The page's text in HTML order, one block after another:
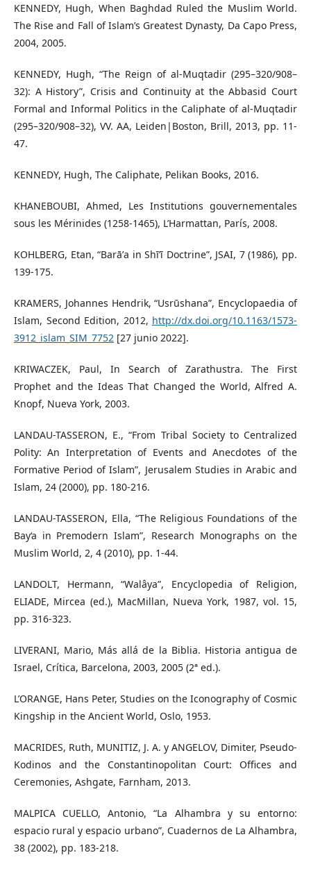
KENNEDY, Hugh, When Baghdad Ruled the Muslim World.
The Rise and Fall of Islam’s Greatest Dynasty, Da Capo Press,
2004, 2005.
KENNEDY, Hugh, “The Reign of al-Muqtadir (295–320/908–
32): A History”, Crisis and Continuity at the Abbasid Court
Formal and Informal Politics in the Caliphate of al-Muqtadir
(295–320/908–32), VV. AA, Leiden|Boston, Brill, 2013, pp. 11-
47.
KENNEDY, Hugh, The Caliphate, Pelikan Books, 2016.
KHANEBOUBI, Ahmed, Les Institutions gouvernementales
sous les Mérinides (1258-1465), L’Harmattan, París, 2008.
KOHLBERG, Etan, “Barāʼa in Shī’ī Doctrine”, JSAI, 7 (1986), pp.
139-175.
KRAMERS, Johannes Hendrik, “Usrūshana”, Encyclopaedia of
Islam, Second Edition, 2012, http://dx.doi.org/10.1163/1573-
3912_islam_SIM_7752 [27 junio 2022].
KRIWACZEK, Paul, In Search of Zarathustra. The First
Prophet and the Ideas That Changed the World, Alfred A.
Knopf, Nueva York, 2003.
LANDAU-TASSERON, E., “From Tribal Society to Centralized
Polity: An Interpretation of Events and Anecdotes of the
Formative Period of Islam”, Jerusalem Studies in Arabic and
Islam, 24 (2000), pp. 180-216.
LANDAU-TASSERON, Ella, “The Religious Foundations of the
Bay‘a in Premodern Islam”, Research Monographs on the
Muslim World, 2, 4 (2010), pp. 1-44.
LANDOLT, Hermann, “Walâya”, Encyclopedia of Religion,
ELIADE, Mircea (ed.), MacMillan, Nueva York, 1987, vol. 15,
pp. 316-323.
LIVERANI, Mario, Más allá de la Biblia. Historia antigua de
Israel, Crítica, Barcelona, 2003, 2005 (2ª ed.).
L’ORANGE, Hans Peter, Studies on the Iconography of Cosmic
Kingship in the Ancient World, Oslo, 1953.
MACRIDES, Ruth, MUNITIZ, J. A. y ANGELOV, Dimiter, Pseudo-
Kodinos and the Constantinopolitan Court: Offices and
Ceremonies, Ashgate, Farnham, 2013.
MALPICA CUELLO, Antonio, “La Alhambra y su entorno:
espacio rural y espacio urbano”, Cuadernos de La Alhambra,
38 (2002), pp. 183-218.